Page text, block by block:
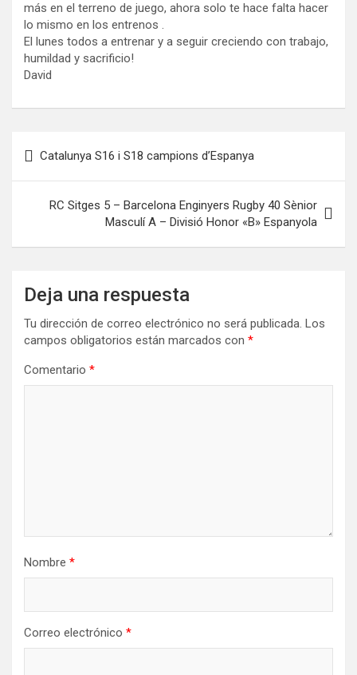
más en el terreno de juego, ahora solo te hace falta hacer
lo mismo en los entrenos .
El lunes todos a entrenar y a seguir creciendo con trabajo,
humildad y sacrificio!
David
de
entradas
Catalunya S16 i S18 campions d’Espanya
RC Sitges 5 – Barcelona Enginyers Rugby 40 Sènior
Masculí A – Divisió Honor «B» Espanyola
Deja una respuesta
Tu dirección de correo electrónico no será publicada. Los
campos obligatorios están marcados con *
Comentario *
Nombre *
Correo electrónico *